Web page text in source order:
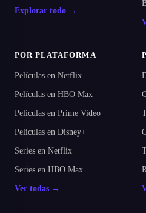
Explorar todo →
POR PLATAFORMA
Películas en Netflix
Películas en HBO Max
Películas en Prime Video
Películas en Disney+
Series en Netflix
Series en HBO Max
Ver todas →